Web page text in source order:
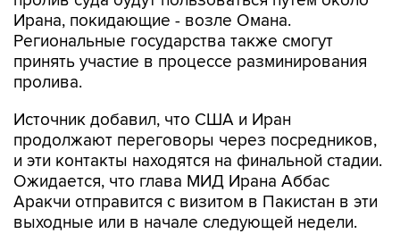
Ирана, покидающие - возле Омана.
Региональные государства также смогут
принять участие в процессе разминирования
пролива.
Источник добавил, что США и Иран
продолжают переговоры через посредников,
и эти контакты находятся на финальной стадии.
Ожидается, что глава МИД Ирана Аббас
Аракчи отправится с визитом в Пакистан в эти
выходные или в начале следующей недели.